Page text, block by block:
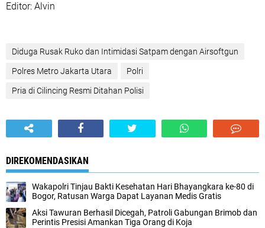
‎Editor: Alvin
Diduga Rusak Ruko dan Intimidasi Satpam dengan Airsoftgun
Polres Metro Jakarta Utara Polri
Pria di Cilincing Resmi Ditahan Polisi‎
DIREKOMENDASIKAN
Wakapolri Tinjau Bakti Kesehatan Hari Bhayangkara ke-80 di
Bogor, Ratusan Warga Dapat Layanan Medis Gratis‎
‎Aksi Tawuran Berhasil Dicegah, Patroli Gabungan Brimob dan
Perintis Presisi Amankan Tiga Orang di Koja